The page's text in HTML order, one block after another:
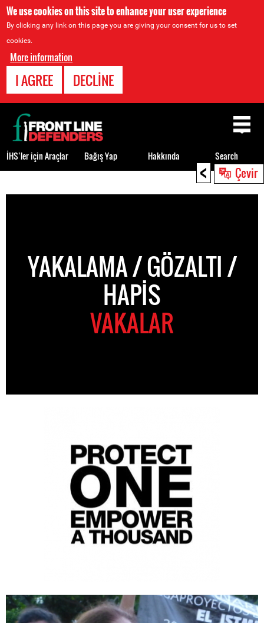
We use cookies on this site to enhance your user experience
By clicking any link on this page you are giving your consent for us to set
cookies.
More information
I AGREE DECLINE
< Çevir
to
YAKALAMA / GÖZALTI /
HAPIS
VAKALAR
Back
to
top
İHS’ler için Araçlar Bağış Yap Hakkında Search